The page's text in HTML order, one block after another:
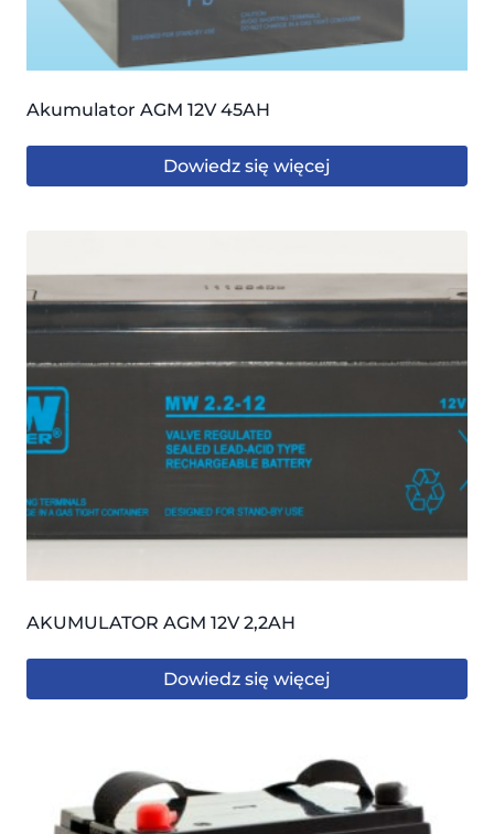
Akumulator AGM 12V 45AH
Dowiedz się więcej
AKUMULATOR AGM 12V 2,2AH
Dowiedz się więcej